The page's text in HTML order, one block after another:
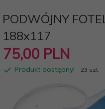
PODWÓJNY
188x117
75,00 PLN
Produkt dostępny! 23 szt.